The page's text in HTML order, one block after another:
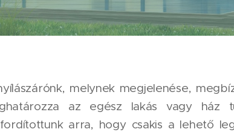
melynek megjelenése,
az egész lakás vagy ház
arra, hogy csakis a lehető